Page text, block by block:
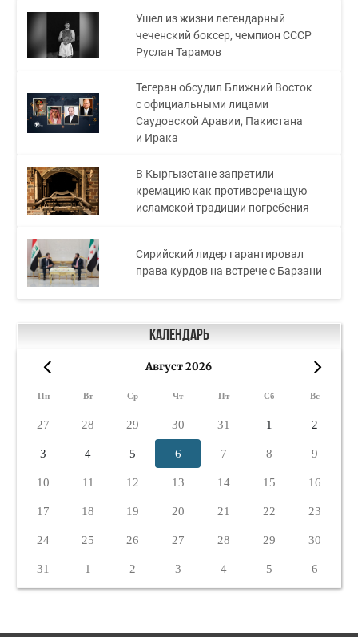
Ушел из жизни легендарный
чеченский боксер, чемпион СССР
Руслан Тарамов
Тегеран обсудил Ближний Восток
с официальными лицами
Саудовской Аравии, Пакистана
и Ирака
В Кыргызстане запретили
кремацию как противоречащую
исламской традиции погребения
Сирийский лидер гарантировал
права курдов на встрече с Барзани
Календарь
Август 2026
Пн Вт Ср Чт Пт Сб Вс
27 28 29 30 31 1 2
3 4 5 6 7 8 9
10 11 12 13 14 15 16
17 18 19 20 21 22 23
24 25 26 27 28 29 30
31 1 2 3 4 5 6